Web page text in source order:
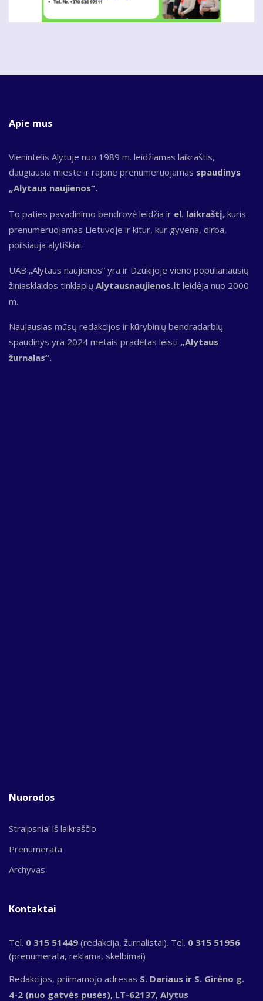
Apie mus
Vienintelis Alytuje nuo 1989 m. leidžiamas laikraštis,
daugiausia mieste ir rajone prenumeruojamas spaudinys
„Alytaus naujienos“.
To paties pavadinimo bendrovė leidžia ir el. laikraštį, kuris
prenumeruojamas Lietuvoje ir kitur, kur gyvena, dirba,
poilsiauja alytiškiai.
UAB „Alytaus naujienos“ yra ir Dzūkijoje vieno populiariausių
žiniasklaidos tinklapių Alytausnaujienos.lt leidėja nuo 2000
m.
Naujausias mūsų redakcijos ir kūrybinių bendradarbių
spaudinys yra 2024 metais pradėtas leisti „Alytaus
žurnalas“.
Nuorodos
Straipsniai iš laikraščio
Prenumerata
Archyvas
Kontaktai
Tel. 0 315 51449 (redakcija, žurnalistai). Tel. 0 315 51956
(prenumerata, reklama, skelbimai)
Redakcijos, priimamojo adresas S. Dariaus ir S. Girėno g.
4-2 (nuo gatvės pusės), LT-62137, Alytus